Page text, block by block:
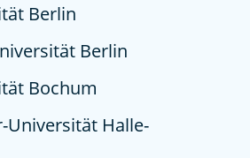
Berlin
Berlin
Bochum
Universität Halle-